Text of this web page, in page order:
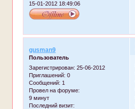
15-01-2012 18:49:06
gusman9
Пользователь
Зарегистрирован: 25-06-2012
Приглашений: 0
Сообщений: 1
Провел на форуме:
9 минут
Последний визит: